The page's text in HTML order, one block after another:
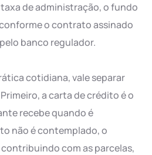
de administração, o fundo
o contrato assinado
banco regulador.
cotidiana, vale separar
a carta de crédito é o
recebe quando é
não é contemplado, o
com as parcelas,